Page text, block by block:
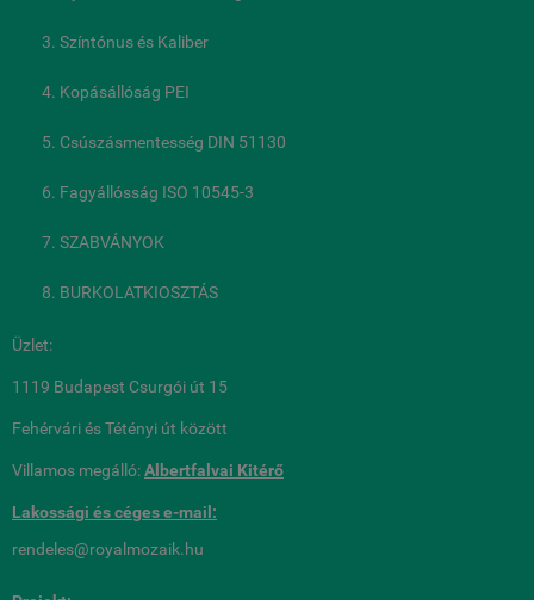
Színtónus és Kaliber
Kopásállóság PEI
Csúszásmentesség DIN 51130
Fagyállósság ISO 10545-3
SZABVÁNYOK
BURKOLATKIOSZTÁS
Üzlet:
1119 Budapest Csurgói út 15
Fehérvári és Tétényi út között
Villamos megálló:Albertfalvai Kitérő
Lakossági és cégese-mail:
rendeles@royalmozaik.hu
Projekt: